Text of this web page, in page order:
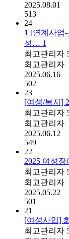
2025.08.01
513
24
1 [연계사업
성… 1
최고관리자
최고관리자
2025.06.16
502
23
[여성/복지]
최고관리자
최고관리자
2025.06.12
549
22
2025 여성
최고관리자
최고관리자
2025.05.22
501
21
[여성사업]
최고관리자